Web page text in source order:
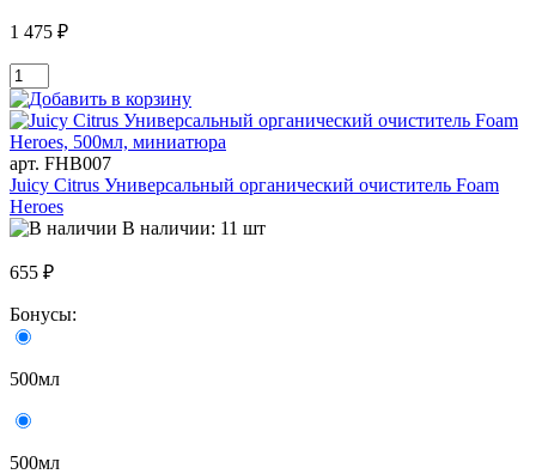
1 475 ₽
арт. FHB007
Juicy Citrus Универсальный органический очиститель Foam
Heroes
В наличии: 11 шт
655 ₽
Бонусы:
500мл
500мл